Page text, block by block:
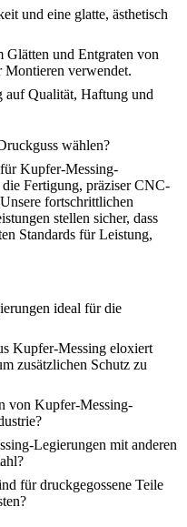
und eine glatte, ästhetisch
Glätten und Entgraten von
Montieren verwendet.
auf Qualität, Haftung und
wählen?
Kupfer-Messing-
Fertigung, präziser CNC-
fortschrittlichen
stellen sicher, dass
Standards für Leistung,
ideal für die
Kupfer-Messing eloxiert
zusätzlichen Schutz zu
von Kupfer-Messing-
Legierungen mit anderen
für druckgegossene Teile